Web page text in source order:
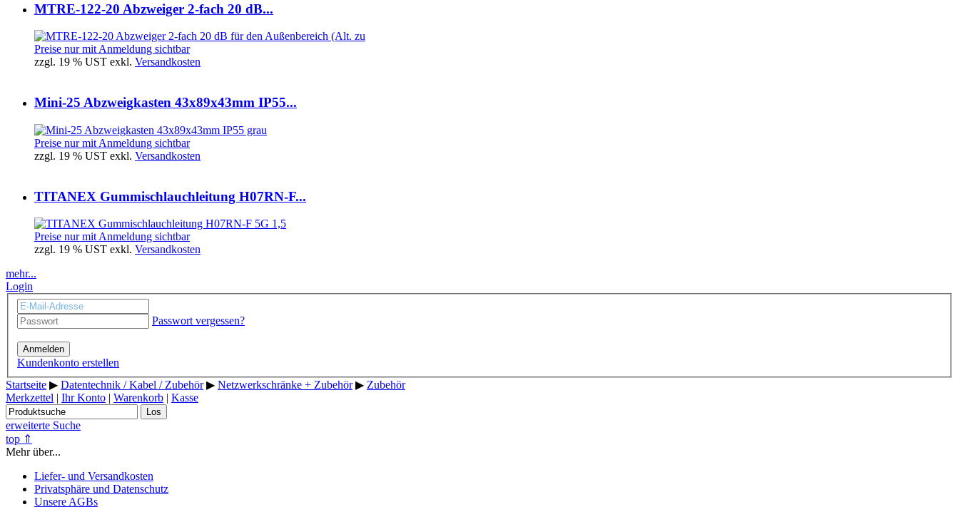
MTRE-122-20 Abzweiger 2-fach 20 dB...
Preise nur mit Anmeldung sichtbar
zzgl. 19 % UST exkl. Versandkosten
Mini-25 Abzweigkasten 43x89x43mm IP55...
Preise nur mit Anmeldung sichtbar
zzgl. 19 % UST exkl. Versandkosten
TITANEX Gummischlauchleitung H07RN-F...
Preise nur mit Anmeldung sichtbar
zzgl. 19 % UST exkl. Versandkosten
mehr...
Login
Passwort vergessen?
Anmelden
Kundenkonto erstellen
Startseite ▶ Datentechnik / Kabel / Zubehör▶ Netzwerkschränke + Zubehör▶ Zubehör
Merkzettel | Ihr Konto | Warenkorb | Kasse
Los
erweiterte Suche
top ⇑
Mehr über...
Liefer- und Versandkosten
Privatsphäre und Datenschutz
Unsere AGBs